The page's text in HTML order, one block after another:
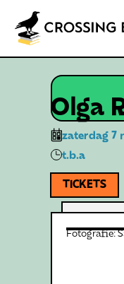
Homepage
Olga
zaterdag 7
t.b.a
TICKETS
Fotografie: